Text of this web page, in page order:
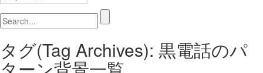
タグ(Tag Archives): 黒電話のパ